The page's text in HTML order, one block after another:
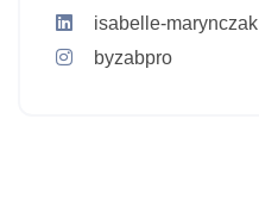
isabelle-marynczak
byzabpro